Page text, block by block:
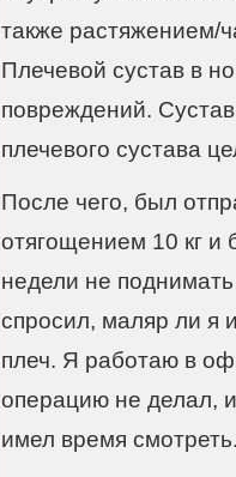
также растяжением/
Плечевой сустав в
повреждений.
плечевого сустава
После чего, был
отягощением 10 кг и
недели не
спросил, маляр ли я
плеч. Я работаю в
операцию не делал,
имел время